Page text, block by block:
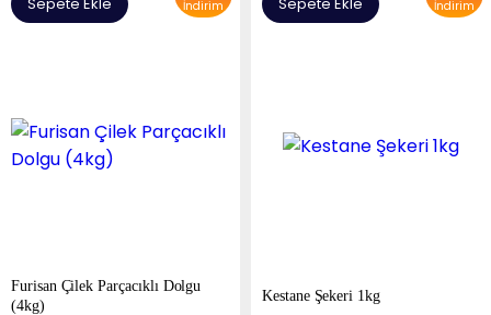
İndirim İndirim
Furisan Çilek Parçacıklı Dolgu
(4kg)
Kestane Şekeri 1kg